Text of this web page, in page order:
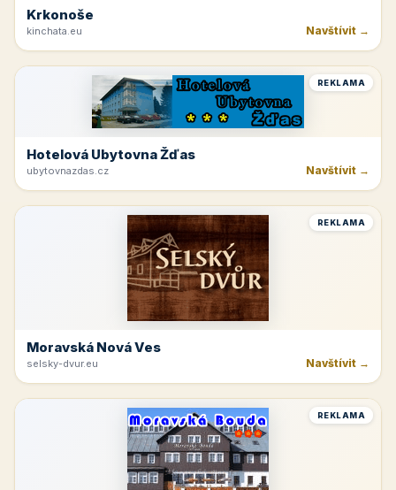
Krkonoše
kinchata.eu Navštívit →
REKLAMA
Hotelová Ubytovna Žďas
ubytovnazdas.cz Navštívit →
REKLAMA
Moravská Nová Ves
selsky-dvur.eu Navštívit →
REKLAMA